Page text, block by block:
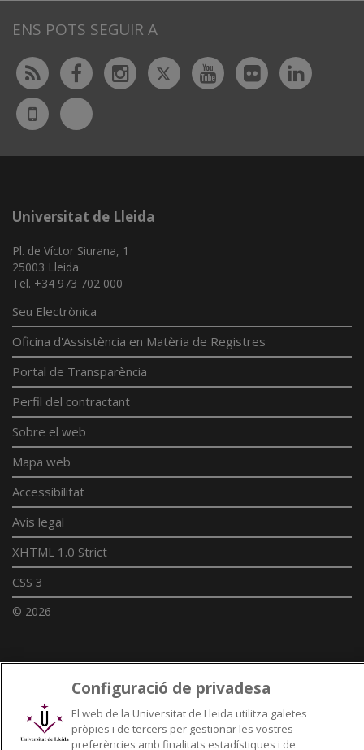
ENS POTS SEGUIR A
Rss FacebookInstagram
TwitterYoutubeFlickr
UdL
App
Bluesky
Universitat de Lleida
Pl. de Víctor Siurana, 1
25003 Lleida
Tel. +34 973 702 000
Seu Electrònica
Oficina d'Assistència en Matèria de Registres
Portal de Transparència
Perfil del contractant
Sobre el web
Mapa web
Accessibilitat
Avís legal
XHTML 1.0 Strict
CSS 3
© 2026
Enllaços UdL
Xarxes universitàries
Configuració de privadesa
El web de la Universitat de Lleida utilitza galetes
pròpies i de tercers per gestionar les vostres
preferències amb finalitats estadístiques i de